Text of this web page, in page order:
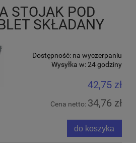
STOJAK POD
SKŁADANY
Dostępność: na wyczerpaniu
Wysyłka w:24 godziny
42,75 zł
Cena netto: 34,76 zł
do koszyka